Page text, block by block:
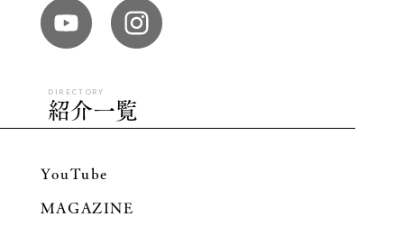
DIRECTORY
紹介一覧
YouTube
MAGAZINE